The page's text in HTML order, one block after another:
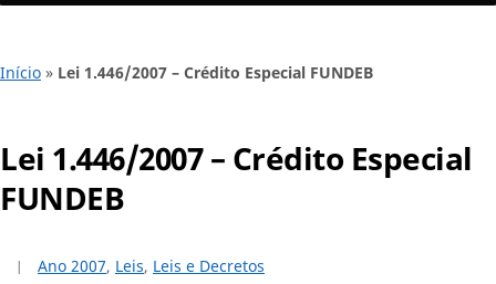
Início » Lei 1.446/2007 – Crédito Especial FUNDEB
Lei 1.446/2007 – Crédito Especial
FUNDEB
Ano 2007, Leis, Leis e Decretos